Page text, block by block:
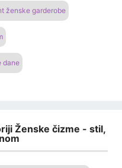
ženske garderobe
dane
Ženske čizme - stil,